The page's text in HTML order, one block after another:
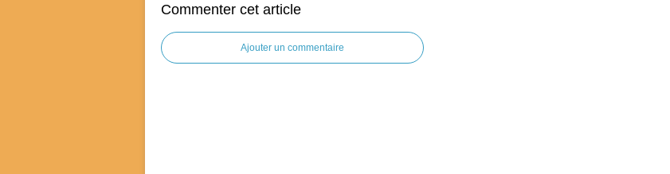
Commenter cet article
Ajouter un commentaire